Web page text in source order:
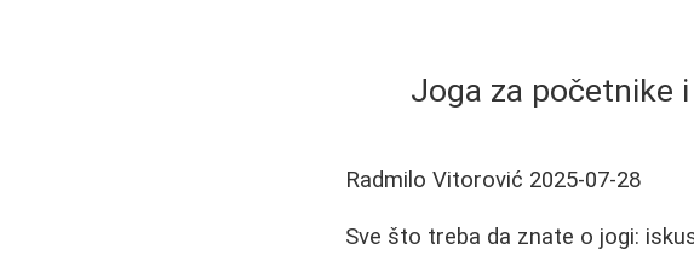
Joga za početnike
Radmilo Vitorović 2025-07-28
Sve što treba da znate o jogi: